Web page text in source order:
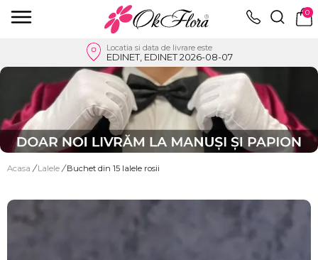
0
Locatia si data de livrare este
EDINET, EDINET 2026-08-07
Acasa / Lalele / Buchet din 15 lalele rosii